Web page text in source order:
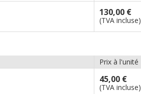
130,00 €
(TVA incluse)
Prix à l'unité
45,00 €
(TVA incluse)